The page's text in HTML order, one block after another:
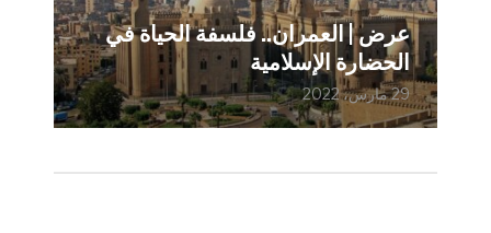
عرض | العمران.. فلسفة الحياة في
الحضارة الإسلامية
29 مارس، 2022